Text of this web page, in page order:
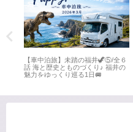
【車中泊旅】未踏の福井🦖⑤/全６
話 海と歴史とものづくり♪ 福井の
魅力をゆっくり巡る1日🚐